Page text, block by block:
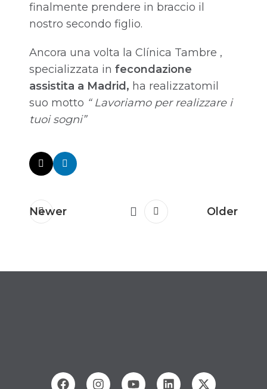
finalmente prendere in braccio il
nostro secondo figlio.
Ancora una volta la Clínica Tambre ,
specializzata in fecondazione
assistita a Madrid, ha realizzatomil
suo motto “ Lavoriamo per realizzare i
tuoi sogni”
Newer Older